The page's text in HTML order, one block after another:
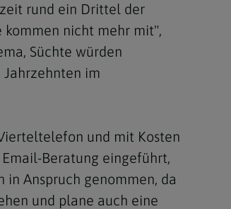
rund ein Drittel der
kommen nicht mehr mit",
Süchte würden
im
und mit Kosten
Beratung eingeführt,
Anspruch genommen, da
und plane auch eine